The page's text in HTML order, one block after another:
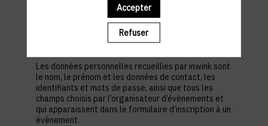
s’inscrire à un évènement, d’accéder au site d’un
évènement, et de consulter les informations
relatives à l’organisation pratique et logistique d’un
Les données personnelles recueillies par inwink sont
le nom, le prénom et les données de contact, les
identifiants et mots de passe, ainsi que tous les
champs choisis par l’organisateur d’évènements et
qui apparaissent dans le formulaire d’inscription à un
évènement.
Accepter
Refuser